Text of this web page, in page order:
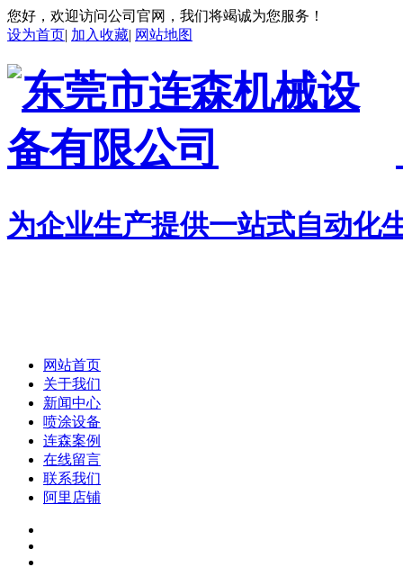
您好，欢迎访问公司官网，我们将竭诚为您服务！
设为首页| 加入收藏| 网站地图
为企业生产提供一站式自动化
网站首页
关于我们
新闻中心
喷涂设备
连森案例
在线留言
联系我们
阿里店铺